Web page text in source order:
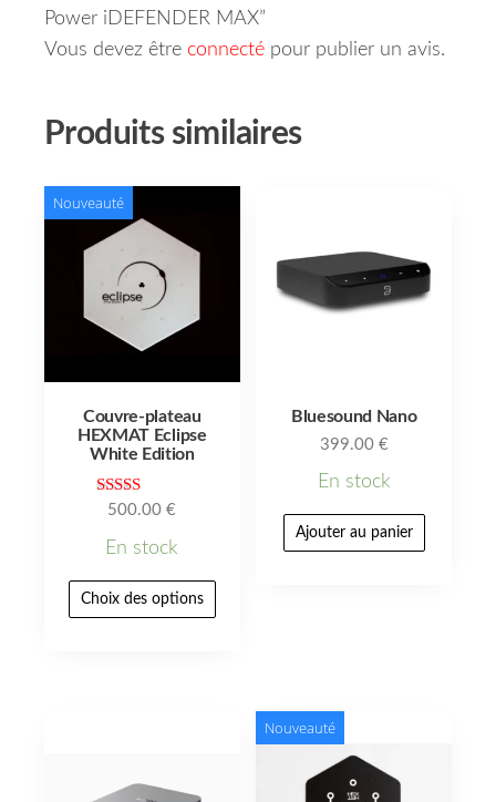
Power iDEFENDER MAX”
Vous devez être connecté pour publier un avis.
Produits similaires
Nouveauté
Couvre-plateau
HEXMAT Eclipse
White Edition
Note
sur 5
500.00€
En stock
Choix des options
Bluesound Nano
399.00 €
En stock
Ajouter au panier
Nouveauté